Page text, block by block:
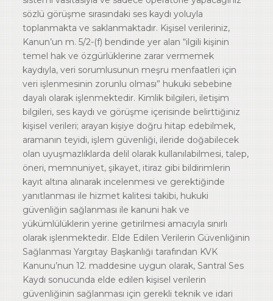
sözlü görüşme sırasındaki ses kaydı yoluyla
toplanmakta ve saklanmaktadır. Kişisel verileriniz,
Kanun’un m. 5/2-(f) bendinde yer alan “ilgili kişinin
temel hak ve özgürlüklerine zarar vermemek
kaydıyla, veri sorumlusunun meşru menfaatleri için
veri işlenmesinin zorunlu olması” hukuki sebebine
dayalı olarak işlenmektedir. Kimlik bilgileri, iletişim
bilgileri, ses kaydı ve görüşme içerisinde belirttiğiniz
kişisel verileri; arayan kişiye doğru hitap edebilmek,
aramanın teyidi, işlem güvenliği, ileride doğabilecek
olan uyuşmazlıklarda delil olarak kullanılabilmesi, talep,
öneri, memnuniyet, şikayet, itiraz gibi bildirimlerin
kayıt altına alınarak incelenmesi ve gerektiğinde
yanıtlanması ile hizmet kalitesi takibi, hukuki
güvenliğin sağlanması ile kanuni hak ve
yükümlülüklerin yerine getirilmesi amacıyla sınırlı
olarak işlenmektedir. Elde Edilen Verilerin Güvenliğinin
Sağlanması Yargıtay Başkanlığı tarafından KVK
Kanunu’nun 12. maddesine uygun olarak, Santral Ses
Kaydı sonucunda elde edilen kişisel verilerin
güvenliğinin sağlanması için gerekli teknik ve idari